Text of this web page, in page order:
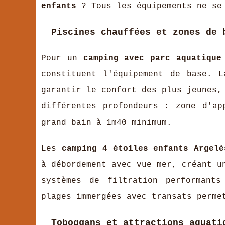
enfants ? Tous les équipements ne
Piscines chauffées et zones de
Pour un camping avec parc
constituent l'équipement de base.
garantir le confort des plus jeunes,
différentes profondeurs : zone
grand bain à 1m40 minimum.
Les camping 4 étoiles enfants
à débordement avec vue mer, créant
systèmes de filtration
plages immergées avec transats
Toboggans et attractions